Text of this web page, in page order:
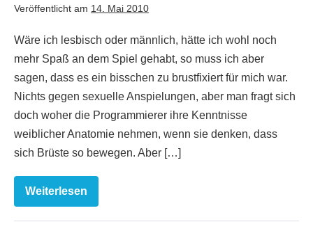
Veröffentlicht am 14. Mai 2010
Wäre ich lesbisch oder männlich, hätte ich wohl noch
mehr Spaß an dem Spiel gehabt, so muss ich aber
sagen, dass es ein bisschen zu brustfixiert für mich war.
Nichts gegen sexuelle Anspielungen, aber man fragt sich
doch woher die Programmierer ihre Kenntnisse
weiblicher Anatomie nehmen, wenn sie denken, dass
sich Brüste so bewegen. Aber […]
Weiterlesen
No
More
Heroes